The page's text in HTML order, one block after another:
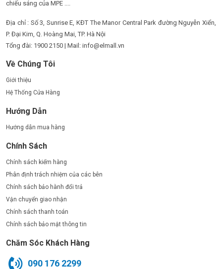
chiếu sáng của MPE ....
Địa chỉ : Số 3, Sunrise E, KĐT The Manor Central Park đường Nguyễn Xiển,
P. Đại Kim, Q. Hoàng Mai, TP. Hà Nội
Tổng đài: 1900 2150 | Mail: info@elmall.vn
Về Chúng Tôi
Giới thiệu
Hệ Thống Cửa Hàng
Hướng Dẫn
Hướng dẫn mua hàng
Chính Sách
Chính sách kiểm hàng
Phân định trách nhiệm của các bên
Chính sách bảo hành đổi trả
Vận chuyển giao nhận
Chính sách thanh toán
Chính sách bảo mật thông tin
Chăm Sóc Khách Hàng
090 176 2299